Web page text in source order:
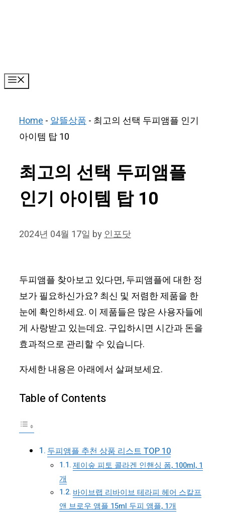
Home-알뜰상품- 최고의 선택 두피앰플 인기
아이템 탑 10
최고의 선택 두피앰플
인기 아이템 탑 10
2024년 04월 17일 by인포닷
두피앰플 찾아보고 있다면, 두피앰플에 대한 정
보가 필요하신가요? 최신 및 저렴한 제품을 한
눈에 확인하세요. 이 제품들은 많은 사용자들에
게 사랑받고 있는데요. 구입하시면 시간과 돈을
효과적으로 관리할 수 있습니다.
자세한 내용은 아래에서 살펴보세요.
Table of Contents
두피앰플 추천 상품 리스트 TOP 10
제이숲 피토 콜라겐 인핸싱 폼, 100ml, 1
개
바이브랩 리바이브 테라피 헤어 스칼프
앤 브로우 앰플 15ml 두피 앰플, 1개